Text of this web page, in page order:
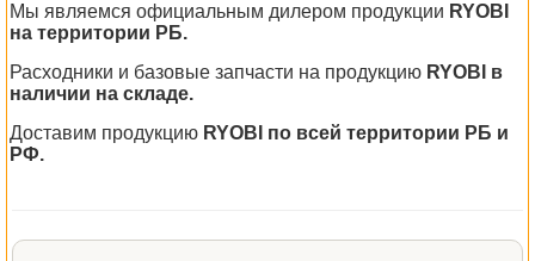
Мы являемся официальным дилером продукции RYOBI
на территории РБ.
Расходники и базовые запчасти на продукцию RYOBI в
наличии на складе.
Доставим продукцию RYOBI по всей территории РБ и
РФ.